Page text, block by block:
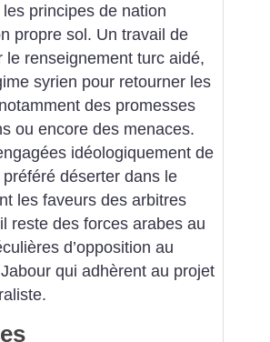
principes de nation
propre sol. Un travail de
renseignement turc aidé,
syrien pour retourner les
des promesses
ou encore des menaces.
idéologiquement de
déserter dans le
les faveurs des arbitres
reste des forces arabes au
d’opposition au
qui adhèrent au projet